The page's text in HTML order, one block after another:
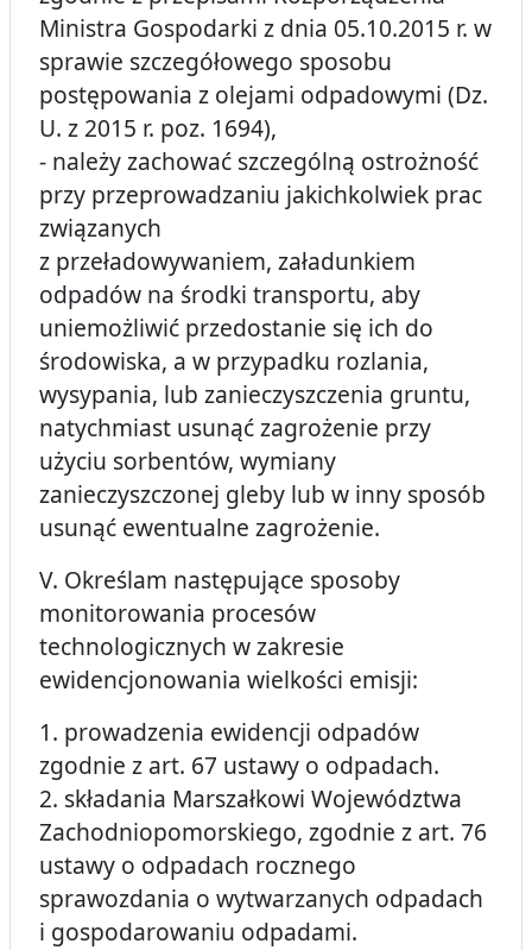
Ministra Gospodarki z dnia 05.10.2015 r. w
sprawie szczegółowego sposobu
postępowania z olejami odpadowymi (Dz.
U. z 2015 r. poz. 1694),
- należy zachować szczególną ostrożność
przy przeprowadzaniu jakichkolwiek prac
związanych
z przeładowywaniem, załadunkiem
odpadów na środki transportu, aby
uniemożliwić przedostanie się ich do
środowiska, a w przypadku rozlania,
wysypania, lub zanieczyszczenia gruntu,
natychmiast usunąć zagrożenie przy
użyciu sorbentów, wymiany
zanieczyszczonej gleby lub w inny sposób
usunąć ewentualne zagrożenie.
V. Określam następujące sposoby
monitorowania procesów
technologicznych w zakresie
ewidencjonowania wielkości emisji:
1. prowadzenia ewidencji odpadów
zgodnie z art. 67 ustawy o odpadach.
2. składania Marszałkowi Województwa
Zachodniopomorskiego, zgodnie z art. 76
ustawy o odpadach rocznego
sprawozdania o wytwarzanych odpadach
i gospodarowaniu odpadami.